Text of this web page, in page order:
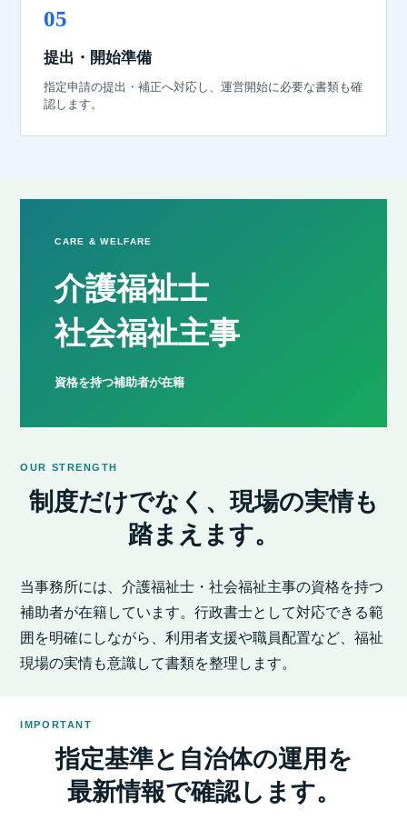
提出・開始準備
指定申請の提出・補正へ対応し、運営開始に必要な書類も確
認します。
CARE & WELFARE
介護福祉士
社会福祉主事
資格を持つ補助者が在籍
OUR STRENGTH
制度だけでなく、現場の実情も
踏まえます。
当事務所には、介護福祉士・社会福祉主事の資格を持つ
補助者が在籍しています。行政書士として対応できる範
囲を明確にしながら、利用者支援や職員配置など、福祉
現場の実情も意識して書類を整理します。
IMPORTANT
指定基準と自治体の運用を
最新情報で確認します。